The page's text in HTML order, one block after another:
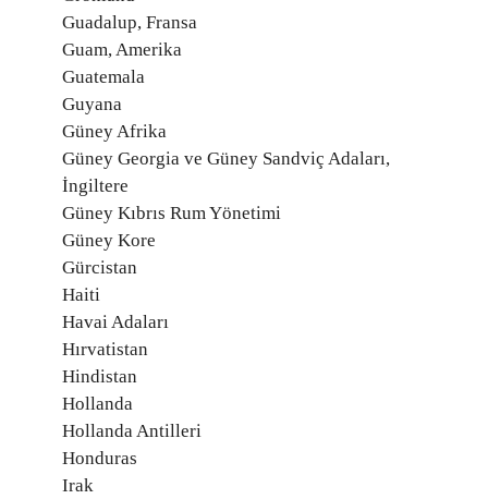
Guadalup, Fransa
Guam, Amerika
Guatemala
Guyana
Güney Afrika
Güney Georgia ve Güney Sandviç Adaları,
İngiltere
Güney Kıbrıs Rum Yönetimi
Güney Kore
Gürcistan
Haiti
Havai Adaları
Hırvatistan
Hindistan
Hollanda
Hollanda Antilleri
Honduras
Irak